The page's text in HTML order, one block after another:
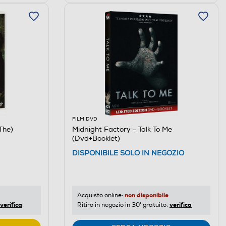
verifica
FILM DVD
Midnight Factory - Talk To Me
(Dvd+Booklet)
DISPONIBILE SOLO IN NEGOZIO
Acquisto online: non disponibile
Ritiro in negozio in 30' gratuito: verifica